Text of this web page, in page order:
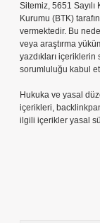
Sitemiz, 5651
Kurumu (BTK)
vermektedir. Bu
veya araştırma
yazdıkları
sorumluluğu kabul
Hukuka ve yasal
içerikleri,
ilgili içerikler yasal